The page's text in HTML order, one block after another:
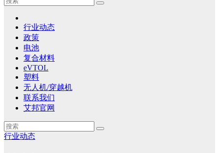
行业动态
政策
电池
复合材料
eVTOL
塑料
无人机/穿越机
联系我们
艾邦官网
行业动态